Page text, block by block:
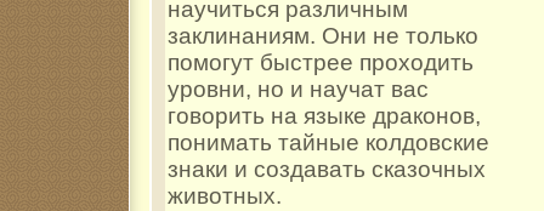
научиться различным
заклинаниям. Они не только
помогут быстрее проходить
уровни, но и научат вас
говорить на языке драконов,
понимать тайные колдовские
знаки и создавать сказочных
животных.